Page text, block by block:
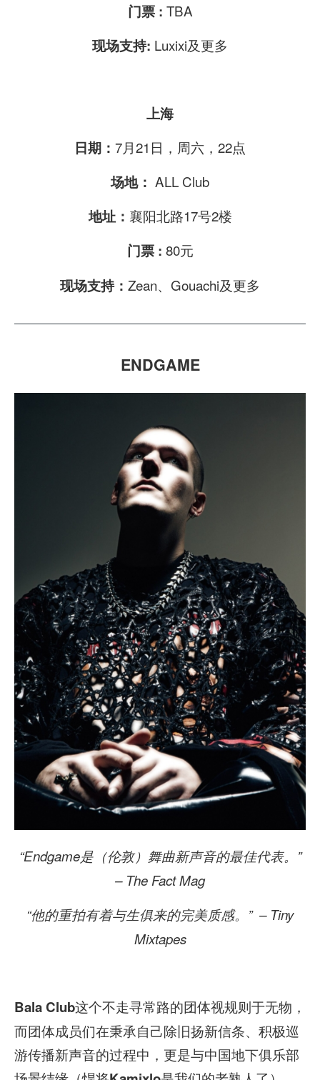
门票 : TBA
现场支持: Luxixi及更多
上海
日期： 7月21日，周六，22点
场地： ALL Club
地址： 襄阳北路17号2楼
门票 : 80元
现场支持： Zean、Gouachi及更多
ENDGAME
“Endgame是（伦敦）舞曲新声音的最佳代表。”
– The Fact Mag
“他的重拍有着与生俱来的完美质感。” – Tiny
Mixtapes
Bala Club这个不走寻常路的团体视规则于无物，
而团体成员们在秉承自己除旧扬新信条、积极巡
游传播新声音的过程中，更是与中国地下俱乐部